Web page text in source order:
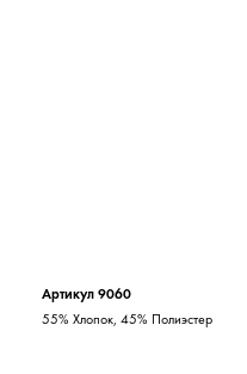
Артикул 9060
55% Хлопок, 45% Полиэстер